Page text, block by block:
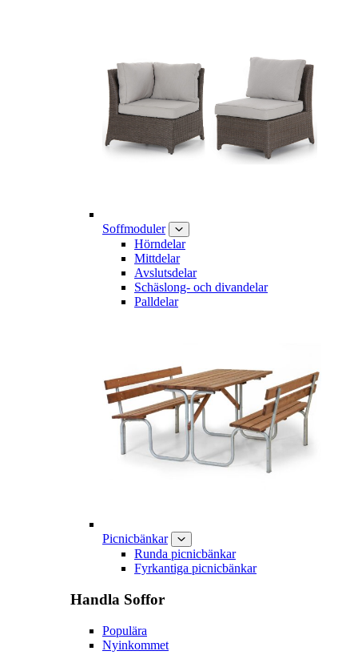
Soffmoduler
Hörndelar
Mittdelar
Avslutsdelar
Schäslong- och divandelar
Palldelar
Picnicbänkar
Runda picnicbänkar
Fyrkantiga picnicbänkar
Handla Soffor
Populära
Nyinkommet